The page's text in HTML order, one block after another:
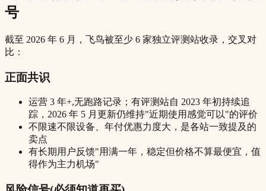
号
截至 2026 年 6 月，飞鸟被至少 6 家独立评测站收录，交叉对
比：
正面共识
运营 3 年+,无跑路记录；有评测站自 2023 年初持续追
踪，2026 年 5 月更新仍维持"近期使用感觉可以"的评价
不限速不限设备、年付优惠力度大，是各站一致提及的
卖点
有长期用户反馈"用满一年，稳定但价格不算最便宜，值
得作为主力机场"